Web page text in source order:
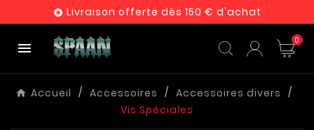
 Livraison offerte dès 150 € d'achat
 0
Accueil Accessoires
Accessoires divers
Vis Spéciales